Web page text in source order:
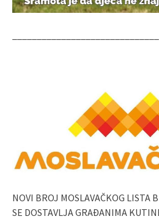
NOVI BROJ MOSLAVAČKOG LISTA
SE DOSTAVLJA GRAĐANIMA